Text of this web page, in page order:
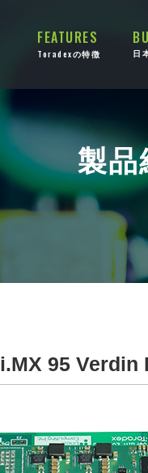
FEATURES
Toradexの特徴 日
製品
i.MX 95